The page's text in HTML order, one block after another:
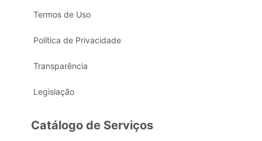
Termos de Uso
Política de Privacidade
Transparência
Legislação
Catálogo de Serviços